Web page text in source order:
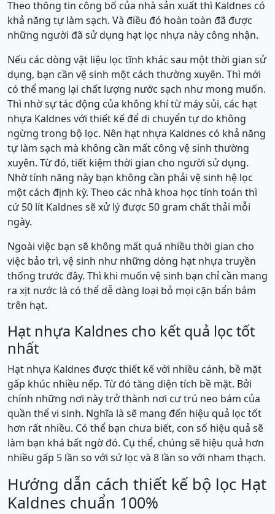
Theo thông tin công bố của nhà sản xuất thì Kaldnes có
khả năng tự làm sạch. Và điều đó hoàn toàn đã được
những người đã sử dụng hạt lọc nhựa này công nhận.
Nếu các dòng vật liệu lọc tĩnh khác sau một thời gian sử
dụng, bạn cần vệ sinh một cách thường xuyên. Thì mới
có thể mang lại chất lượng nước sạch như mong muốn.
Thì nhờ sự tác động của không khí từ máy sủi, các hạt
nhựa Kaldnes với thiết kế để di chuyển tự do không
ngừng trong bộ lọc. Nên hạt nhựa Kaldnes có khả năng
tự làm sạch mà không cần mất công vệ sinh thường
xuyên. Từ đó, tiết kiệm thời gian cho người sử dụng.
Nhờ tính năng này bạn không cần phải vệ sinh hệ lọc
một cách định kỳ. Theo các nhà khoa học tính toán thì
cứ 50 lít Kaldnes sẽ xử lý được 50 gram chất thải mỗi
ngày.
Ngoài việc bạn sẽ không mất quá nhiều thời gian cho
việc bảo trì, vệ sinh như những dòng hạt nhựa truyền
thống trước đây. Thì khi muốn vệ sinh bạn chỉ cần mang
ra xịt nước là có thể dễ dàng loại bỏ mọi cặn bẩn bám
trên hạt.
Hạt nhựa Kaldnes cho kết quả lọc tốt
nhất
Hạt nhựa Kaldnes được thiết kế với nhiều cánh, bề mặt
gấp khúc nhiều nếp. Từ đó tăng diện tích bề mặt. Bởi
chính những nơi này trở thành nơi cư trú neo bám của
quần thể vi sinh. Nghĩa là sẽ mang đến hiệu quả lọc tốt
hơn rất nhiều. Có thể bạn chưa biết, con số hiệu quả sẽ
làm bạn khá bất ngờ đó. Cụ thể, chúng sẽ hiệu quả hơn
nhiều gấp 5 lần so với sứ lọc và 8 lần so với nham thạch.
Hướng dẫn cách thiết kế bộ lọc Hạt
Kaldnes chuẩn 100%